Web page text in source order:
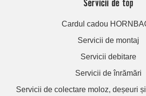
Cardul cadou
Servicii de montaj
Servicii debitare
Servicii de înrămări
Servicii de colectare moloz, deșeuri